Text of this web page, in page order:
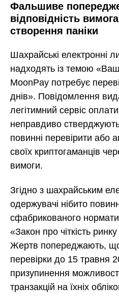
Фальшиве
відповідність
створення паніки
Шахрайські електронні
надходять із темою
MoonPay потребує
днів». Повідомлення
легітимний сервіс
неправдиво
повинні перевірити або
своїх криптогаманців
вимоги.
Згідно з шахрайським
одержувачі нібито
сфабрикованого
«Закон про чіткість
Жертв попереджають,
перевірки до 15 травня
призупинення
транзакцій на їхніх